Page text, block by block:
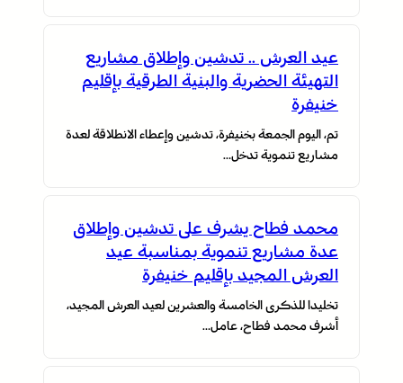
عيد العرش .. تدشين وإطلاق مشاريع
التهيئة الحضرية والبنية الطرقية بإقليم
خنيفرة
تم، اليوم الجمعة بخنيفرة، تدشين وإعطاء الانطلاقة لعدة
مشاريع تنموية تدخل…
محمد فطاح يشرف على تدشين وإطلاق
عدة مشاريع تنموية بمناسبة عيد
العرش المجيد بإقليم خنيفرة
تخليدا للذكرى الخامسة والعشرين لعيد العرش المجيد،
أشرف محمد فطاح، عامل…
مراسيم تحية العلم الوطني احتفاءً بالذكرى السبعين لعيد
الإستقلال بخنيفرة